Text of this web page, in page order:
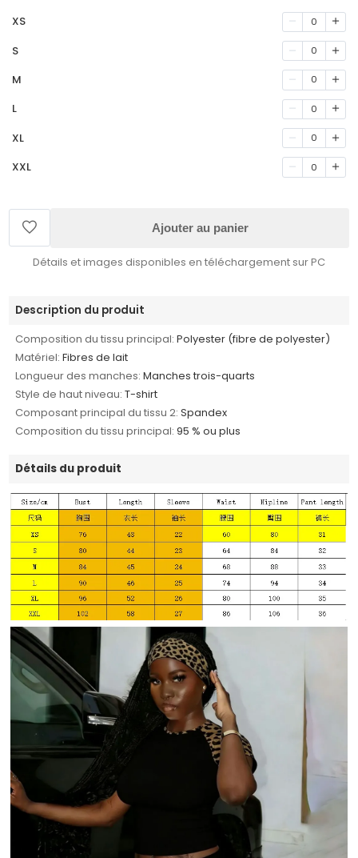
XS 0
S 0
M 0
L 0
XL 0
XXL 0
Ajouter au panier
Détails et images disponibles en téléchargement sur PC
Description du produit
Composition du tissu principal: Polyester (fibre de polyester)
Matériel: Fibres de lait
Longueur des manches: Manches trois-quarts
Style de haut niveau: T-shirt
Composant principal du tissu 2: Spandex
Composition du tissu principal: 95 % ou plus
Détails du produit